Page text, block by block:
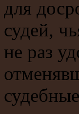
для
судей,
не раз